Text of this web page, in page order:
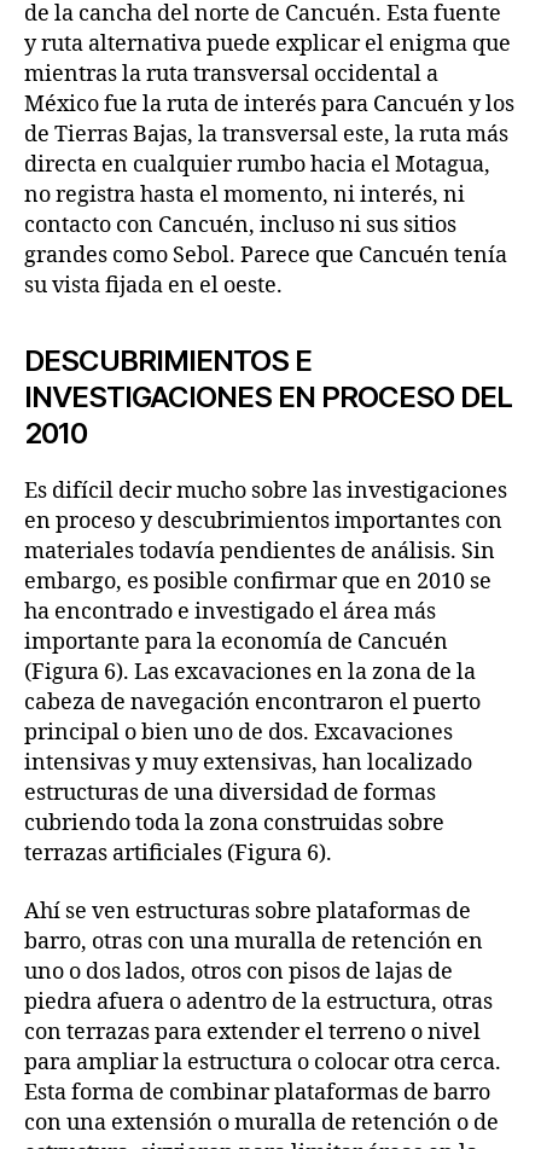
de la cancha del norte de Cancuén. Esta fuente
y ruta alternativa puede explicar el enigma que
mientras la ruta transversal occidental a
México fue la ruta de interés para Cancuén y los
de Tierras Bajas, la transversal este, la ruta más
directa en cualquier rumbo hacia el Motagua,
no registra hasta el momento, ni interés, ni
contacto con Cancuén, incluso ni sus sitios
grandes como Sebol. Parece que Cancuén tenía
su vista fijada en el oeste.
DESCUBRIMIENTOS E
INVESTIGACIONES EN PROCESO DEL
2010
Es difícil decir mucho sobre las investigaciones
en proceso y descubrimientos importantes con
materiales todavía pendientes de análisis. Sin
embargo, es posible confirmar que en 2010 se
ha encontrado e investigado el área más
importante para la economía de Cancuén
(Figura 6). Las excavaciones en la zona de la
cabeza de navegación encontraron el puerto
principal o bien uno de dos. Excavaciones
intensivas y muy extensivas, han localizado
estructuras de una diversidad de formas
cubriendo toda la zona construidas sobre
terrazas artificiales (Figura 6).
Ahí se ven estructuras sobre plataformas de
barro, otras con una muralla de retención en
uno o dos lados, otros con pisos de lajas de
piedra afuera o adentro de la estructura, otras
con terrazas para extender el terreno o nivel
para ampliar la estructura o colocar otra cerca.
Esta forma de combinar plataformas de barro
con una extensión o muralla de retención o de